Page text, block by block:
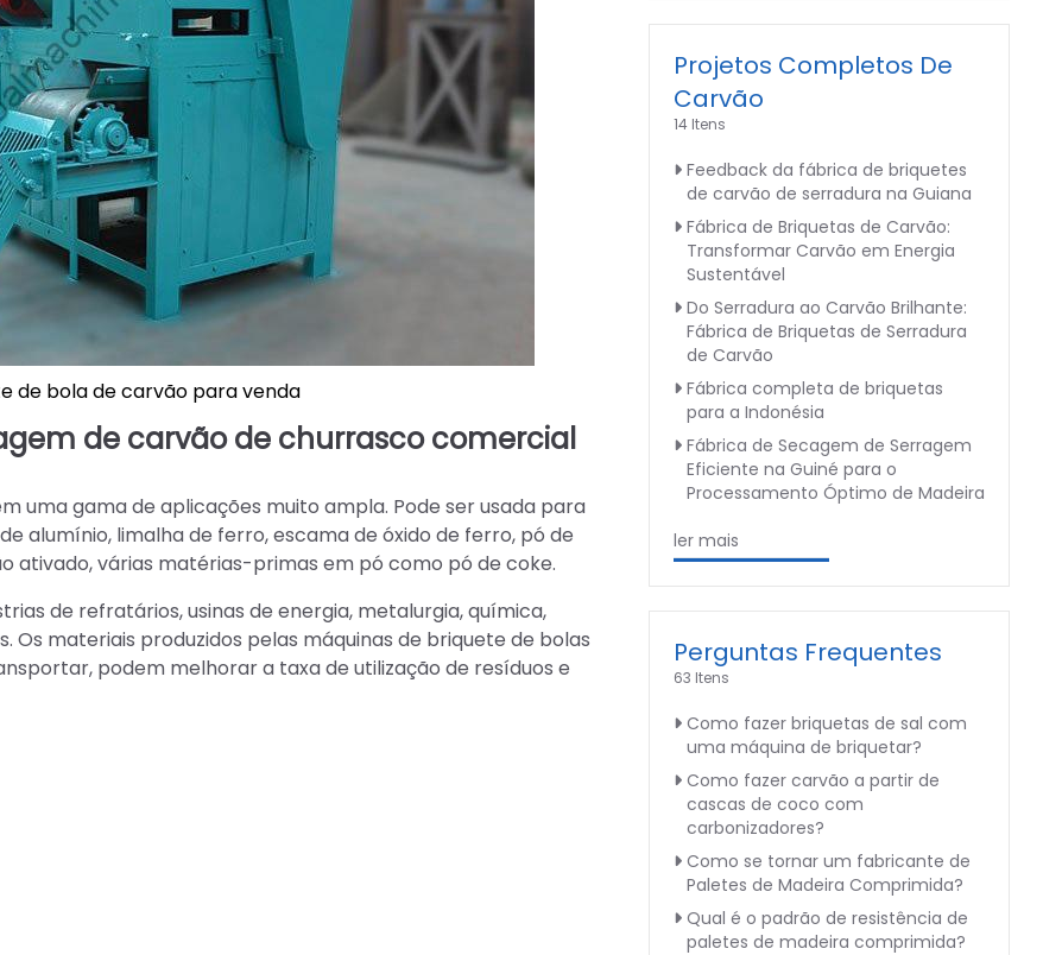
de bola de carvão para venda
de carvão de churrasco comercial
uma gama de aplicações muito ampla. Pode ser usada para
alumínio, limalha de ferro, escama de óxido de ferro, pó de
ativado, várias matérias-primas em pó como pó de coke.
de refratários, usinas de energia, metalurgia, química,
materiais produzidos pelas máquinas de briquete de bolas
podem melhorar a taxa de utilização de resíduos e
Projetos Completos De
Carvão
14 Itens
Feedback da fábrica de briquetes
de carvão de serradura na Guiana
Fábrica de Briquetas de Carvão:
Transformar Carvão em Energia
Sustentável
Do Serradura ao Carvão Brilhante:
Fábrica de Briquetas de Serradura
de Carvão
Fábrica completa de briquetas
para a Indonésia
Fábrica de Secagem de Serragem
Eficiente na Guiné para o
Processamento Óptimo de Madeira
ler mais
Perguntas Frequentes
63 Itens
Como fazer briquetas de sal com
uma máquina de briquetar?
Como fazer carvão a partir de
cascas de coco com
carbonizadores?
Como se tornar um fabricante de
Paletes de Madeira Comprimida?
Qual é o padrão de resistência de
paletes de madeira comprimida?